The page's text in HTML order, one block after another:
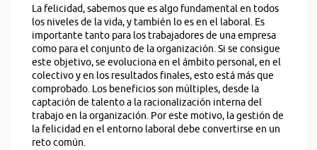
La felicidad, sabemos que es algo fundamental en todos
los niveles de la vida, y también lo es en el laboral. Es
importante tanto para los trabajadores de una empresa
como para el conjunto de la organización. Si se consigue
este objetivo, se evoluciona en el ámbito personal, en el
colectivo y en los resultados finales, esto está más que
comprobado. Los beneficios son múltiples, desde la
captación de talento a la racionalización interna del
trabajo en la organización. Por este motivo, la gestión de
la felicidad en el entorno laboral debe convertirse en un
reto común.